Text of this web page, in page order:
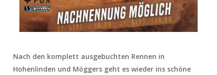
Nach den komplett ausgebuchten Rennen in
Hohenlinden und Möggers geht es wieder ins schöne